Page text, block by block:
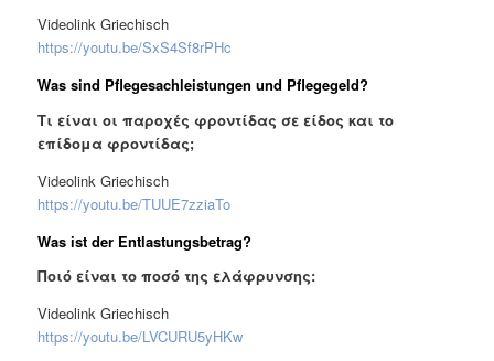
Videolink Griechisch
https://youtu.be/SxS4Sf8rPHc
Was sind Pflegesachleistungen und Pflegegeld?
Τι είναι οι παροχές φροντίδας σε είδος και το
επίδομα φροντίδας;
Videolink Griechisch
https://youtu.be/TUUE7zziaTo
Was ist der Entlastungsbetrag?
Ποιό είναι το ποσό της ελάφρυνσης:
Videolink Griechisch
https://youtu.be/LVCURU5yHKw